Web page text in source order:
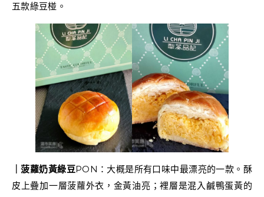
五款綠豆椪。
｜菠蘿奶黃綠豆PON：大概是所有口味中最漂亮的一款。酥
皮上疊加一層菠蘿外衣，金黃油亮；裡層是混入鹹鴨蛋黃的